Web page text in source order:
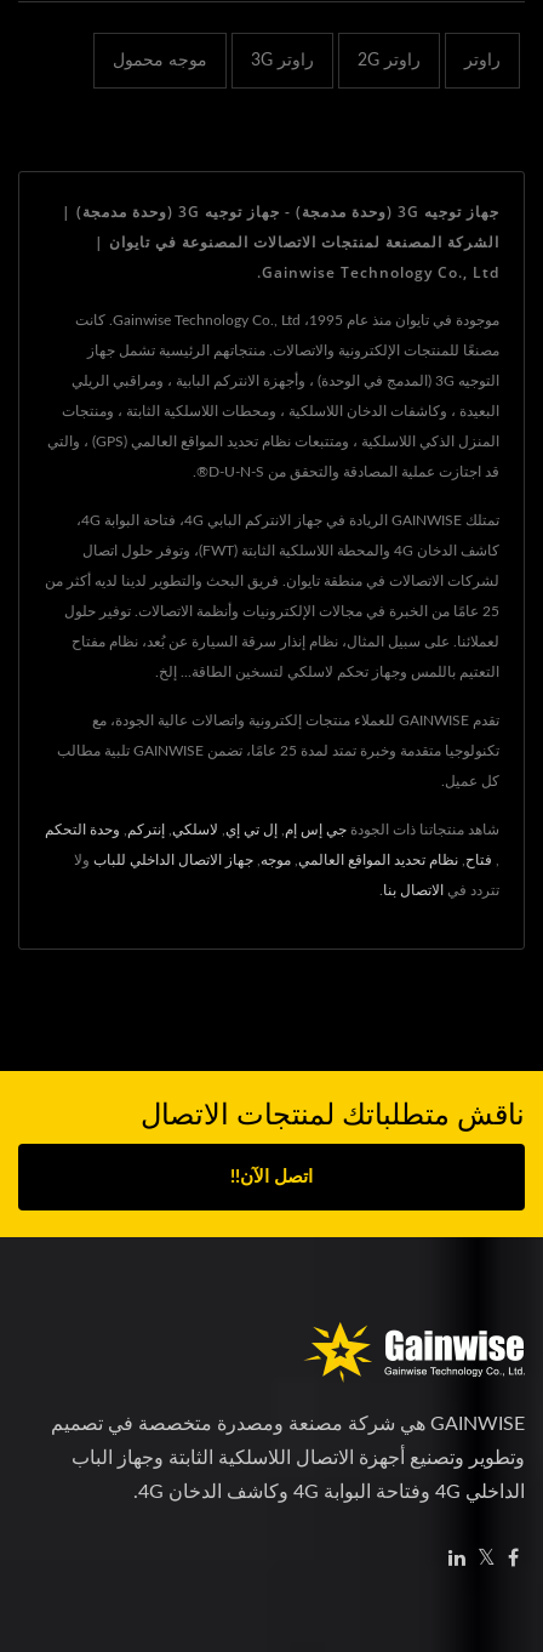
راوتر راوتر 2G راوتر 3G موجه محمول
جهاز توجيه 3G (وحدة مدمجة) - جهاز توجيه 3G (وحدة مدمجة) |
الشركة المصنعة لمنتجات الاتصالات المصنوعة في تايوان |
Gainwise Technology Co., Ltd.
موجودة في تايوان منذ عام 1995، Gainwise Technology Co., Ltd. كانت
مصنعًا للمنتجات الإلكترونية والاتصالات. منتجاتهم الرئيسية تشمل جهاز
التوجيه 3G (المدمج في الوحدة) ، وأجهزة الانتركم البابية ، ومراقبي الريلي
البعيدة ، وكاشفات الدخان اللاسلكية ، ومحطات اللاسلكية الثابتة ، ومنتجات
المنزل الذكي اللاسلكية ، ومتتبعات نظام تحديد المواقع العالمي (GPS) ، والتي
قد اجتازت عملية المصادقة والتحقق من D-U-N-S®.
تمتلك GAINWISE الريادة في جهاز الانتركم البابي 4G، فتاحة البوابة 4G،
كاشف الدخان 4G والمحطة اللاسلكية الثابتة (FWT)، وتوفر حلول اتصال
لشركات الاتصالات في منطقة تايوان. فريق البحث والتطوير لدينا لديه أكثر من
25 عامًا من الخبرة في مجالات الإلكترونيات وأنظمة الاتصالات. توفير حلول
لعملائنا. على سبيل المثال، نظام إنذار سرقة السيارة عن بُعد، نظام مفتاح
التعتيم باللمس وجهاز تحكم لاسلكي لتسخين الطاقة... إلخ.
تقدم GAINWISE للعملاء منتجات إلكترونية واتصالات عالية الجودة، مع
تكنولوجيا متقدمة وخبرة تمتد لمدة 25 عامًا، تضمن GAINWISE تلبية مطالب
كل عميل.
شاهد منتجاتنا ذات الجودة جي إس إم إل تي إي لاسلكي إنتركم وحدة التحكم
فتاح نظام تحديد المواقع العالمي موجه جهاز الاتصال الداخلي للباب ولا
تتردد في الاتصال بنا
ناقش متطلباتك لمنتجات الاتصال
اتصل الآن!!
GAINWISE هي شركة مصنعة ومصدرة متخصصة في تصميم
وتطوير وتصنيع أجهزة الاتصال اللاسلكية الثابتة وجهاز الباب
الداخلي 4G وفتاحة البوابة 4G وكاشف الدخان 4G.